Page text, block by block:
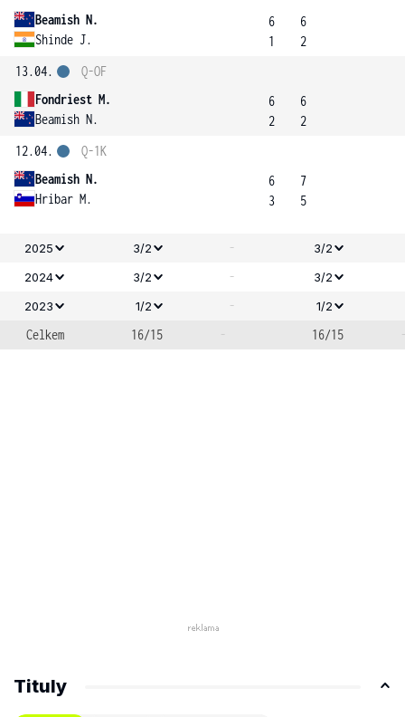
Beamish N.
Shinde J.
6
1
6
2
13.04.
Fondriest M.
Beamish N.
Q-OF
6
2
6
2
12.04.
Beamish N.
Hribar M.
Q-1K
6
3
7
5
2025 3/2 -
3/2
2024
3/2 -
3/2
2023
1/2 - 1/2
Celkem 16/15 - 16/15
Tituly